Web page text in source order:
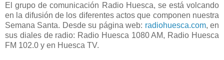
El grupo de comunicación Radio Huesca, se está volcando
en la difusión de los diferentes actos que componen nuestra
Semana Santa. Desde su página web: radiohuesca.com, en
sus diales de radio: Radio Huesca 1080 AM, Radio Huesca
FM 102.0 y en Huesca TV.